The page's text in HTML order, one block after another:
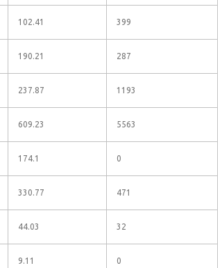
102.41 399
190.21 287
237.87 1193
609.23 5563
174.1 0
330.77 471
44.03 32
9.11 0